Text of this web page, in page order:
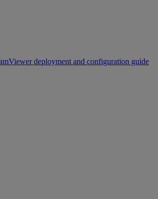
deployment and configuration guide